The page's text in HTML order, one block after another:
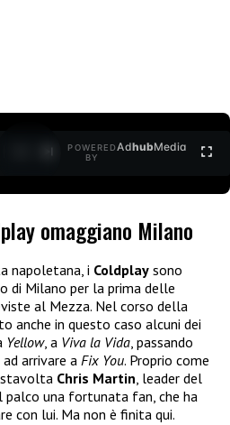
POWERED
BY
AdhubMedia
omaggiano Milano
napoletana, i Coldplay sono
di Milano per la prima delle
al Mezza. Nel corso della
anche in questo caso alcuni dei
Yellow, a Viva la Vida, passando
arrivare a Fix You. Proprio come
stavolta Chris Martin, leader del
una fortunata fan, che ha
con lui. Ma non è finita qui.